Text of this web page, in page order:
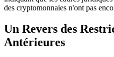
des cryptomonnaies n'ont pas
Un Revers des
Antérieures